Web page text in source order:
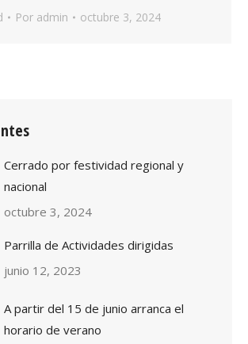
Por admin octubre 3, 2024
Cerrado por festividad regional y
nacional
octubre 3, 2024
Parrilla de Actividades dirigidas
junio 12, 2023
A partir del 15 de junio arranca el
horario de verano